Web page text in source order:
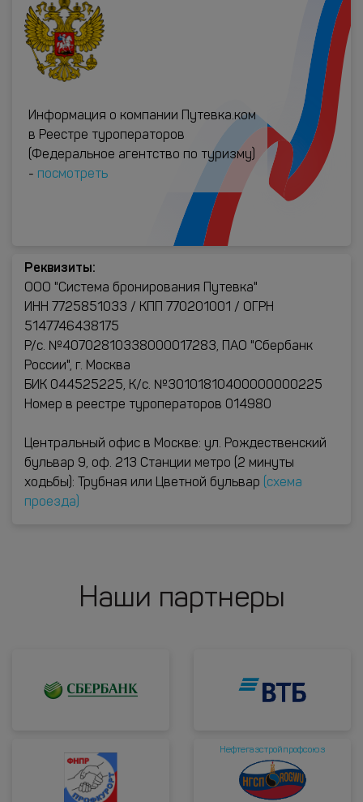
Информация о компании Путевка.ком
в Реестре туроператоров
(Федеральное агентство по туризму)
- посмотреть
Реквизиты:
ООО "Система бронирования Путевка"
ИНН 7725851033 / КПП 770201001 / ОГРН
5147746438175
Р/с. №40702810338000017283, ПАО "Сбербанк
России", г. Москва
БИК 044525225, К/с. №30101810400000000225
Номер в реестре туроператоров 014980
Центральный офис в Москве: ул. Рождественский
бульвар 9, оф. 213 Станции метро (2 минуты
ходьбы): Трубная или Цветной бульвар
(схема
проезда)
Наши партнеры
Нефтегазстройпрофсоюз